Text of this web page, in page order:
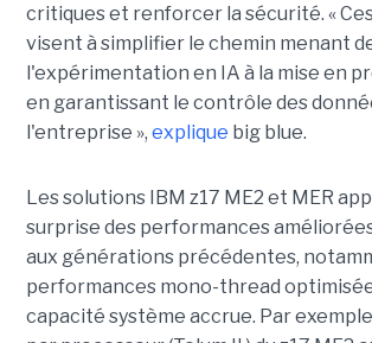
critiques et renforcer la sécurité. «
visent à simplifier le chemin menant
l'expérimentation en IA à la mise en
en garantissant le contrôle des
l'entreprise », explique big blue.
Les solutions IBM z17 ME2 et MER
surprise des performances
aux générations précédentes,
performances mono-thread
capacité système accrue. Par